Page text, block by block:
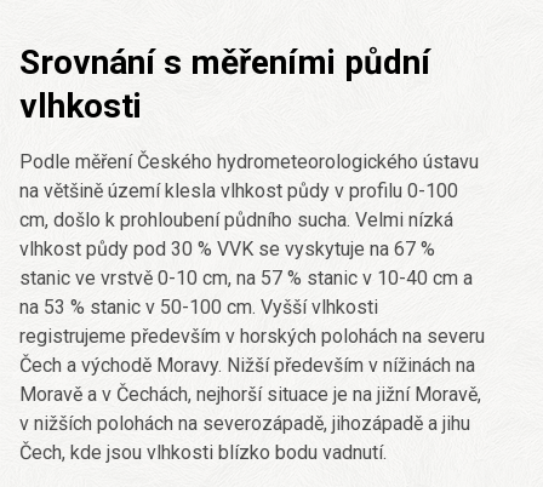
Srovnání s měřeními půdní
vlhkosti
Podle měření Českého hydrometeorologického ústavu
na většině území klesla vlhkost půdy v profilu 0-100
cm, došlo k prohloubení půdního sucha. Velmi nízká
vlhkost půdy pod 30 % VVK se vyskytuje na 67 %
stanic ve vrstvě 0-10 cm, na 57 % stanic v 10-40 cm a
na 53 % stanic v 50-100 cm. Vyšší vlhkosti
registrujeme především v horských polohách na severu
Čech a východě Moravy. Nižší především v nížinách na
Moravě a v Čechách, nejhorší situace je na jižní Moravě,
v nižších polohách na severozápadě, jihozápadě a jihu
Čech, kde jsou vlhkosti blízko bodu vadnutí.